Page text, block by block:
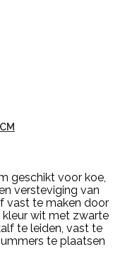
geschikt voor koe,
versteviging van
vast te maken door
kleur wit met zwarte
te leiden, vast te
te plaatsen